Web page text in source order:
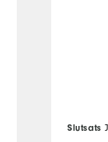
Slutsats